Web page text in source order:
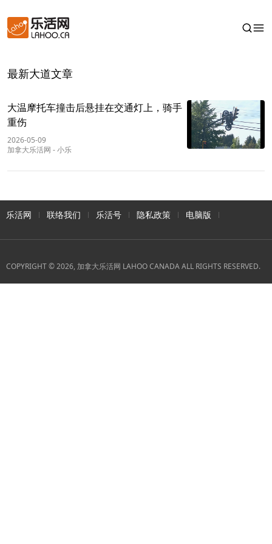
最新大道文章
大温摩托车撞击后悬挂在交通灯上，骑手
重伤
2026-05-09
加拿大乐活网 -小乐
乐活网 联络我们 乐活号 隐私政策 电脑版
COPYRIGHT © 2026, 加拿大乐活网 LAHOO CANADA ALL RIGHTS RESERVED.